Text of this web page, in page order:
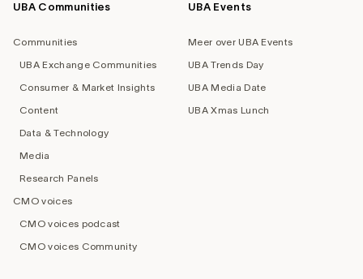
Footer
UBA Communities
Communities
UBA Exchange Communities
Consumer & Market Insights
Content
Data & Technology
Media
Research Panels
CMO voices
CMO voices podcast
CMO voices Community
UBA Events
Meer over UBA Events
UBA Trends Day
UBA Media Date
UBA Xmas Lunch